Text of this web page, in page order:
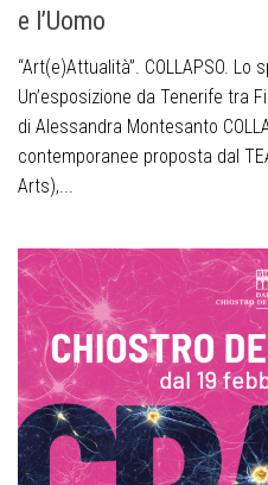
e l’Uomo
“Art(e)Attualità”. COLLAPSO. Lo
Un’esposizione da Tenerife tra
di Alessandra Montesanto
contemporanee proposta dal
Arts),...